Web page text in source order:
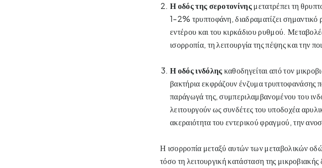
Η οδός της σεροτονίνηςμετατρέπει τη
1-2% τρυπτοφάνη, διαδραματίζει σημαντικό
εντέρου και του κιρκάδιου ρυθμού.
ισορροπία, τη λειτουργία της πέψης και την
Η οδός ινδόληςκαθοδηγείται από τον
βακτήρια εκφράζουν ένζυμα τρυπτοφανάσης
παράγωγά της, συμπεριλαμβανομένου του
λειτουργούν ως συνδέτες του υποδοχέα
ακεραιότητα του εντερικού φραγμού, την
Η ισορροπία μεταξύ αυτών των μεταβολικών
τόσο τη λειτουργική κατάσταση της